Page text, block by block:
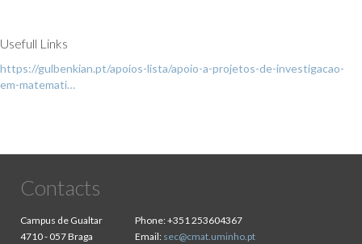
Usefull Links
https://gulbenkian.pt/apoios-lista/apoio-a-projetos-de-investigacao-
em-matemati…
Contacts
Campus de Gualtar
4710 - 057 Braga
Phone:+351 253604367
Email: sec@cmat.uminho.pt